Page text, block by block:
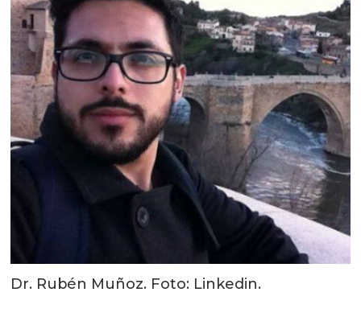
Dr. Rubén Muñoz. Foto: Linkedin.